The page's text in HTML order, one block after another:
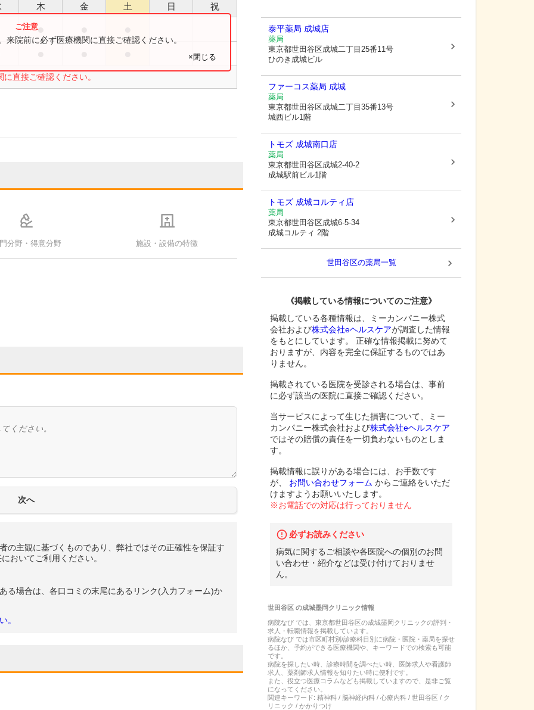
木 金 土 日 祝
●
直接ご確認ください。
院前に必ず医療機関に直接ご確認ください。
×閉じる
分野・得意分野 施設・設備の特徴
の主観に基づくものであり、弊社ではその正確性を保証す
おいてご利用ください。
る場合は、各口コミの末尾にあるリンク(入力フォーム)か
。
泰平薬局 成城店
薬局
東京都世田谷区成城二丁目25番11号
ひのき成城ビル
ファーコス薬局 成城
薬局
東京都世田谷区成城二丁目35番13号
城西ビル1階
トモズ 成城南口店
薬局
東京都世田谷区成城2-40-2
成城駅前ビル1階
トモズ 成城コルティ店
薬局
東京都世田谷区成城6-5-34
成城コルティ 2階
世田谷区の薬局一覧
《掲載している情報についてのご注意》
掲載している各種情報は、ミーカンパニー株式
会社および株式会社eヘルスケアが調査した情報
をもとにしています。 正確な情報掲載に努めて
おりますが、内容を完全に保証するものではあ
りません。
掲載されている医院を受診される場合は、事前
に必ず該当の医院に直接ご確認ください。
当サービスによって生じた損害について、ミー
カンパニー株式会社および株式会社eヘルスケア
ではその賠償の責任を一切負わないものとしま
す。
掲載情報に誤りがある場合には、お手数です
が、
お問い合わせフォーム からご連絡をいただ
けますようお願いいたします。
※お電話での対応は行っておりません
必ずお読みください
病気に関するご相談や各医院への個別のお問
い合わせ・紹介などは受け付けておりませ
ん。
世田谷区の成城墨岡クリニック情報
病院なび では、 東京都世田谷区の成城墨岡クリニックの評判・
求人・転職情報を掲載しています。
病院なび では市区町村別/診療科目別に病院・医院・薬局を探せ
るほか、予約ができる医療機関や、キーワードでの検索も可能
です。
病院を探したい時、診療時間を調べたい時、医師求人や看護師
求人、薬剤師求人情報を知りたい時に便利です。
また、役立つ医療コラムなども掲載していますので、是非ご覧
になってください。
関連キーワード: 精神科 / 脳神経内科 / 心療内科 / 世田谷区 / ク
リニック / かかりつけ